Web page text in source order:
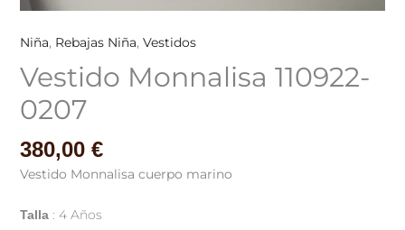
Niña, Rebajas Niña, Vestidos
Vestido Monnalisa 110922-
0207
380,00 €
Vestido Monnalisa cuerpo marino
Talla 4 Años